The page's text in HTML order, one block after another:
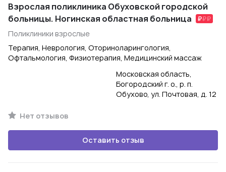
Взрослая поликлиника Обуховской городской
больницы. Ногинская областная больница
Поликлиники взрослые
Терапия, Неврология, Оториноларингология,
Офтальмология, Физиотерапия, Медицинский массаж
Московская область,
Богородский г. о., р. п.
Обухово, ул. Почтовая, д. 12
Нет отзывов
Оставить отзыв